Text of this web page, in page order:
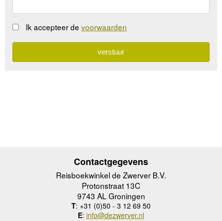
Ik accepteer de voorwaarden
Contactgegevens
Reisboekwinkel de Zwerver B.V.
Protonstraat 13C
9743 AL Groningen
T: +31 (0)50 - 3 12 69 50
E: info@dezwerver.nl